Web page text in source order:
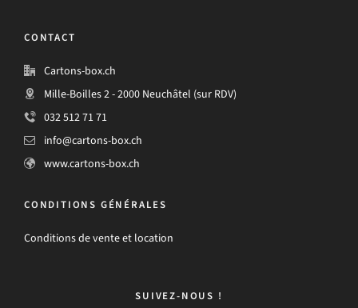
CONTACT
Cartons-box.ch
Mille-Boilles 2 - 2000 Neuchâtel (sur RDV)
032 512 71 71
info@cartons-box.ch
www.cartons-box.ch
CONDITIONS GÉNÉRALES
Conditions de vente et location
SUIVEZ-NOUS !